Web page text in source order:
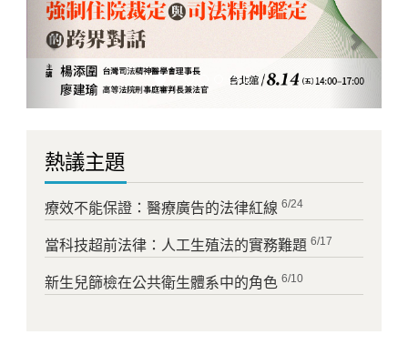
熱議主題
療效不能保證：醫療廣告的法律紅線 6/24
當科技超前法律：人工生殖法的實務難題 6/17
新生兒篩檢在公共衛生體系中的角色 6/10